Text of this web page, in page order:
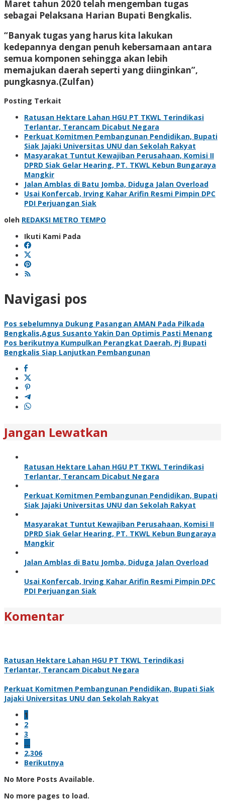
Maret tahun 2020 telah mengemban tugas
sebagai Pelaksana Harian Bupati Bengkalis.
“Banyak tugas yang harus kita lakukan
kedepannya dengan penuh kebersamaan antara
semua komponen sehingga akan lebih
memajukan daerah seperti yang diinginkan”,
pungkasnya.(Zulfan)
Posting Terkait
Ratusan Hektare Lahan HGU PT TKWL Terindikasi
Terlantar, Terancam Dicabut Negara
Perkuat Komitmen Pembangunan Pendidikan, Bupati
Siak Jajaki Universitas UNU dan Sekolah Rakyat
Masyarakat Tuntut Kewajiban Perusahaan, Komisi II
DPRD Siak Gelar Hearing, PT. TKWL Kebun Bungaraya
Mangkir
Jalan Amblas di Batu Jomba, Diduga Jalan Overload
Usai Konfercab, Irving Kahar Arifin Resmi Pimpin DPC
PDI Perjuangan Siak
oleh REDAKSI METRO TEMPO
Ikuti Kami Pada
Navigasi pos
Pos sebelumnya Dukung Pasangan AMAN Pada Pilkada
Bengkalis,Agus Susanto Yakin Dan Optimis Pasti Menang
Pos berikutnya Kumpulkan Perangkat Daerah, Pj Bupati
Bengkalis Siap Lanjutkan Pembangunan
Jangan Lewatkan
Ratusan Hektare Lahan HGU PT TKWL Terindikasi
Terlantar, Terancam Dicabut Negara
Perkuat Komitmen Pembangunan Pendidikan, Bupati
Siak Jajaki Universitas UNU dan Sekolah Rakyat
Masyarakat Tuntut Kewajiban Perusahaan, Komisi II
DPRD Siak Gelar Hearing, PT. TKWL Kebun Bungaraya
Mangkir
Jalan Amblas di Batu Jomba, Diduga Jalan Overload
Usai Konfercab, Irving Kahar Arifin Resmi Pimpin DPC
PDI Perjuangan Siak
Komentar
Ratusan Hektare Lahan HGU PT TKWL Terindikasi
Terlantar, Terancam Dicabut Negara
Perkuat Komitmen Pembangunan Pendidikan, Bupati Siak
Jajaki Universitas UNU dan Sekolah Rakyat
1
2
3
…
2,306
Berikutnya
No More Posts Available.
No more pages to load.